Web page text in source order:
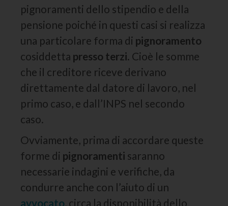
pignoramenti dello stipendio e della
pensione poiché in questi casi si realizza
una particolare forma di pignoramento
cosiddetta presso terzi. Cioè le somme
che il creditore riceve derivano
direttamente dal datore di lavoro, nel
primo caso, e dall’INPS nel secondo
caso.
Ovviamente, prima di accordare queste
forme di pignoramenti saranno
necessarie indagini e verifiche, da
condurre anche con l’aiuto di un
avvocato, circa la disponibilità dello